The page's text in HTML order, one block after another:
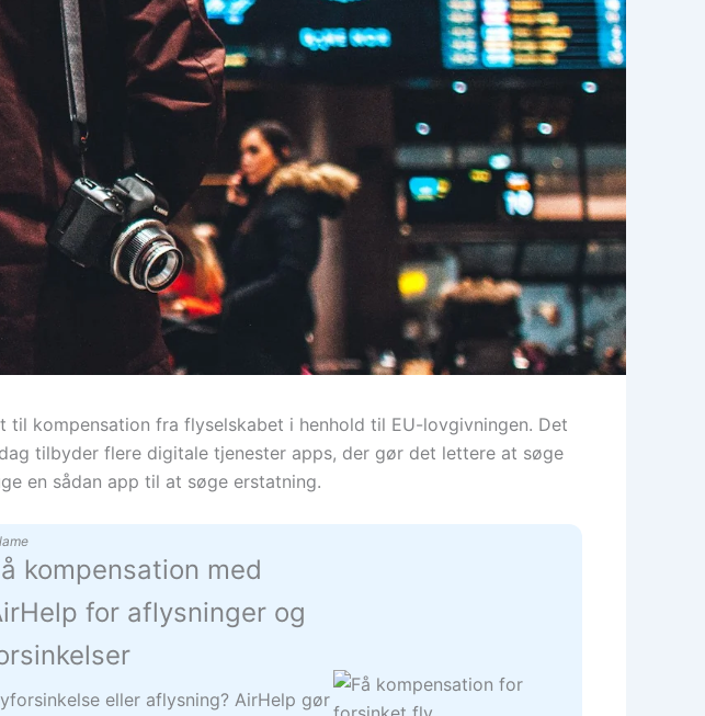
kompensation fra flyselskabet i henhold til EU-lovgivningen. Det
tilbyder flere digitale tjenester apps, der gør det lettere at søge
en sådan app til at søge erstatning.
kompensation med
for aflysninger og
eller aflysning? AirHelp gør